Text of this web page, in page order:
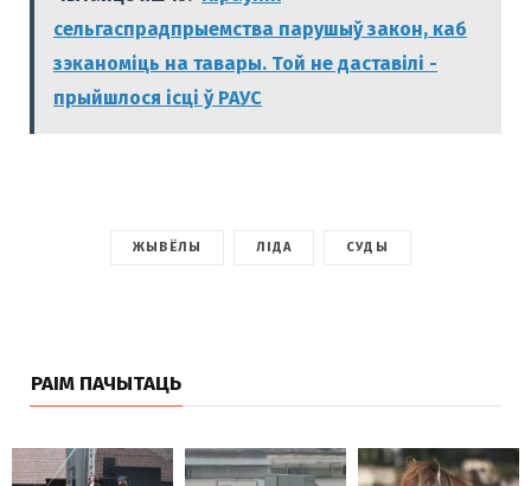
сельгаспрадпрыемства парушыў закон, каб
зэканоміць на тавары. Той не даставілі -
прыйшлося ісці ў РАУС
ЖЫВЁЛЫ ЛІДА СУДЫ
РАІМ ПАЧЫТАЦЬ